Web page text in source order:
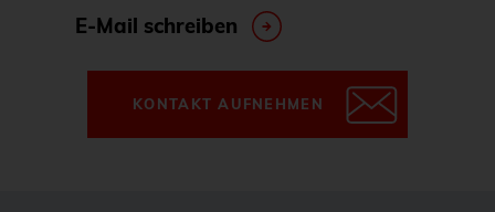
E-Mail schreiben
KONTAKT AUFNEHMEN